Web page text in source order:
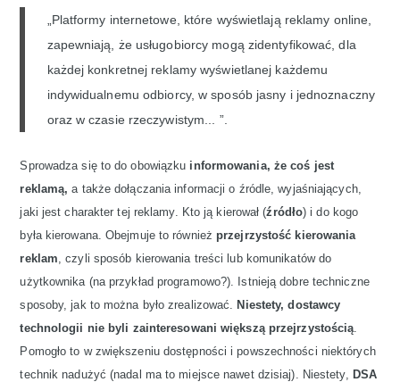
„Platformy internetowe, które wyświetlają reklamy online,
zapewniają, że usługobiorcy mogą zidentyfikować, dla
każdej konkretnej reklamy wyświetlanej każdemu
indywidualnemu odbiorcy, w sposób jasny i jednoznaczny
oraz w czasie rzeczywistym... ”.
Sprowadza się to do obowiązku informowania, że ​​coś jest
reklamą, a także dołączania informacji o źródle, wyjaśniających,
jaki jest charakter tej reklamy. Kto ją kierował (źródło) i do kogo
była kierowana. Obejmuje to również przejrzystość kierowania
reklam , czyli sposób kierowania treści lub komunikatów do
użytkownika (na przykład programowo?). Istnieją dobre techniczne
sposoby, jak to można było zrealizować.Niestety, dostawcy
technologii nie byli zainteresowani większą przejrzystością
Pomogło to w zwiększeniu dostępności i powszechności niektórych
technik nadużyć (nadal ma to miejsce nawet dzisiaj). Niestety, DSA